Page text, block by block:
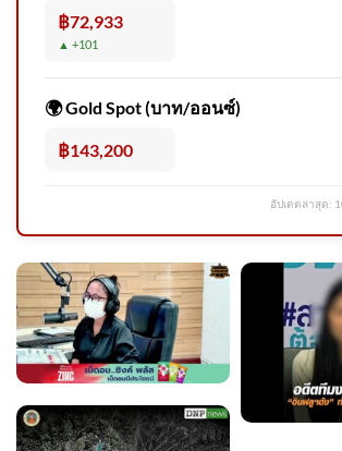
เหตุยิvในโรงเรี
จับตาไทยเปิดสั
ชัด
฿72,933
▲ +101
🌍 Gold Spot (บาท/ออนซ์)
฿143,200
อัปเดตล่าสุด: